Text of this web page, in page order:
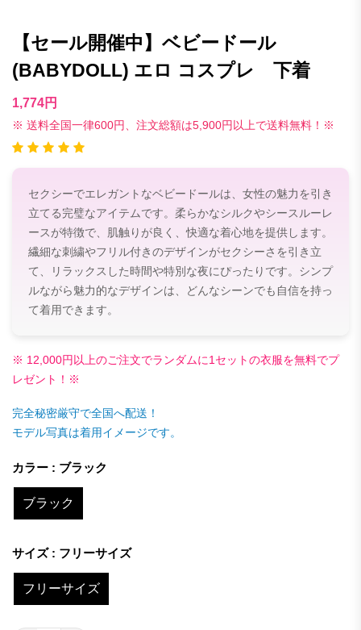
【セール開催中】ベビードール
(BABYDOLL) エロ コスプレ 下着
1,774円
※ 送料全国一律600円、注文総額は5,900円以上で送料無料！※
セクシーでエレガントなベビードールは、女性の魅力を引き
立てる完璧なアイテムです。柔らかなシルクやシースルーレ
ースが特徴で、肌触りが良く、快適な着心地を提供します。
繊細な刺繍やフリル付きのデザインがセクシーさを引き立
て、リラックスした時間や特別な夜にぴったりです。シンプ
ルながら魅力的なデザインは、どんなシーンでも自信を持っ
て着用できます。
※ 12,000円以上のご注文でランダムに1セットの衣服を無料でプ
レゼント！※
完全秘密厳守で全国へ配送！
モデル写真は着用イメージです。
カラー : ブラック
ブラック
サイズ : フリーサイズ
フリーサイズ